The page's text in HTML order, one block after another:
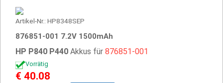
Artikel-Nr.: HP8348SEP
876851-001 7.2V 1500mAh
HP P840 P440 Akkus für 876851-001
Vorrätig
€ 40.08